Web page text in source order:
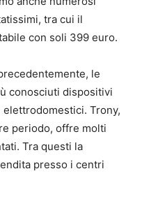
tra cui il
con soli 399 euro.
le
conosciuti dispositivi
Trony,
periodo, offre molti
Tra questi la
presso i centri